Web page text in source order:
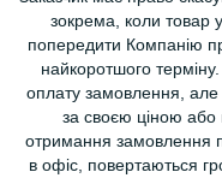
зокрема, коли товар
попередити Компанію
найкоротшого
оплату замовлення,
за своєю ціною або
отримання замовлення
в офіс, повертаються